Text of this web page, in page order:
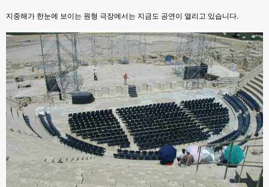
지중해가 한눈에 보이는 원형 극장에서는 지금도 공연이 열리고 있습니다.